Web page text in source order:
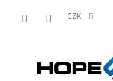
CZK